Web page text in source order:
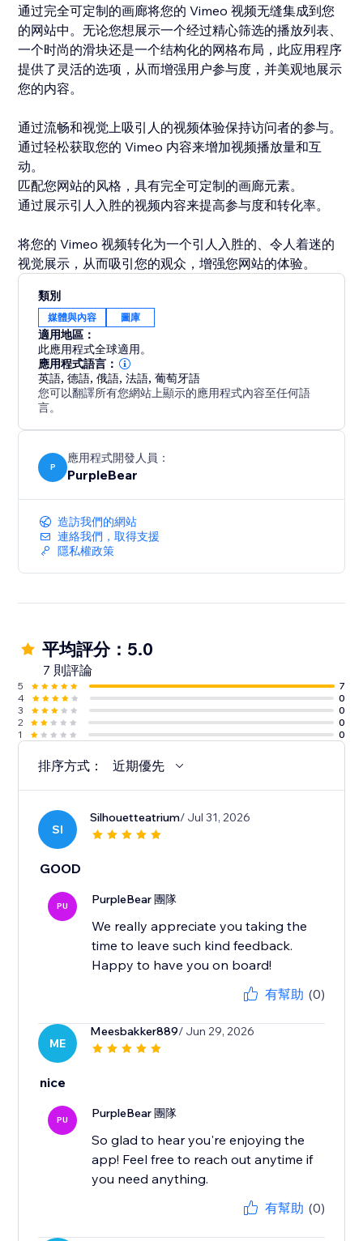
通过完全可定制的画廊将您的 Vimeo 视频无缝集成到您
的网站中。无论您想展示一个经过精心筛选的播放列表、
一个时尚的滑块还是一个结构化的网格布局，此应用程序
提供了灵活的选项，从而增强用户参与度，并美观地展示
您的内容。
通过流畅和视觉上吸引人的视频体验保持访问者的参与。
通过轻松获取您的 Vimeo 内容来增加视频播放量和互
动。
匹配您网站的风格，具有完全可定制的画廊元素。
通过展示引人入胜的视频内容来提高参与度和转化率。
将您的 Vimeo 视频转化为一个引人入胜的、令人着迷的
视觉展示，从而吸引您的观众，增强您网站的体验。
類別
媒體與內容 圖庫
適用地區：
此應用程式全球適用。
應用程式語言：
英語,德語,俄語,法語,葡萄牙語
您可以翻譯所有您網站上顯示的應用程式內容至任何語
言。
P
應用程式開發人員：
PurpleBear
造訪我們的網站
連絡我們，取得支援
隱私權政策
平均評分：5.0
7 則評論
5
7
4
0
3
0
2
0
1
0
排序方式： 近期優先
SI
Silhouetteatrium/ Jul 31, 2026
GOOD
PU PurpleBear 團隊
We really appreciate you taking the
time to leave such kind feedback.
Happy to have you on board!
有幫助 (0)
ME
Meesbakker889/ Jun 29, 2026
nice
PU PurpleBear 團隊
So glad to hear you're enjoying the
app! Feel free to reach out anytime if
you need anything.
有幫助 (0)